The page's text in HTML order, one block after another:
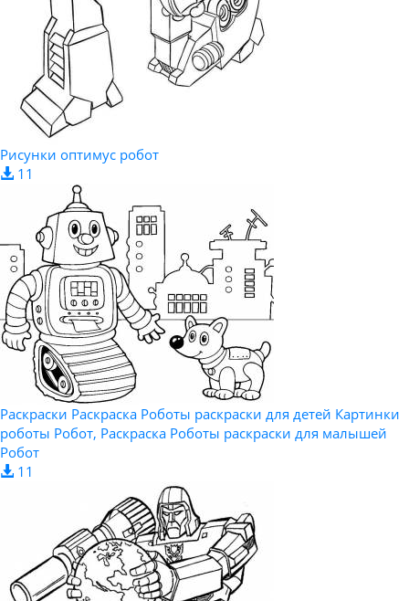
Рисунки оптимус робот
11
Раскраски Раскраска Роботы раскраски для детей Картинки
роботы Робот, Раскраска Роботы раскраски для малышей
Робот
11